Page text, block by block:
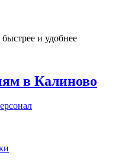
и удобнее
в Калиново